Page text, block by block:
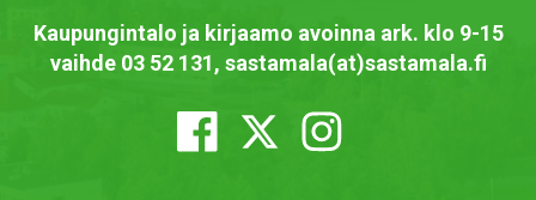
Kaupungintalo ja kirjaamo avoinna ark. klo 9-15
vaihde 03 52 131, sastamala(at)sastamala.fi